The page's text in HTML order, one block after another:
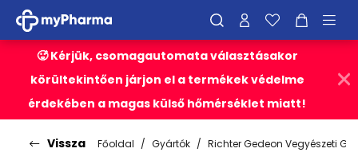
🥵 Kérjük, csomagautomata választásakor
körültekintően járjon el a termékek védelme
érdekében a magas külső hőmérséklet miatt!
Vissza Főoldal Gyártók Richter Gedeon Vegyészeti